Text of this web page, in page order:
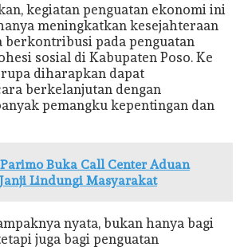
kegiatan penguatan ekonomi ini
meningkatkan kesejahteraan
berkontribusi pada penguatan
sosial di Kabupaten Poso. Ke
diharapkan dapat
berkelanjutan dengan
pemangku kepentingan dan
Buka Call Center Aduan
Lindungi Masyarakat
nyata, bukan hanya bagi
juga bagi penguatan